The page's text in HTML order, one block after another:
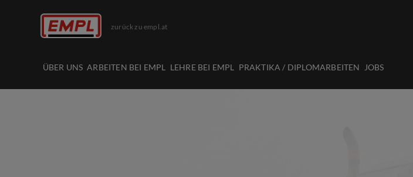
zurück zu empl.at
ÜBER UNS ARBEITEN BEI EMPL LEHRE BEI EMPL PRAKTIKA / DIPLOMARBEITEN JOBS